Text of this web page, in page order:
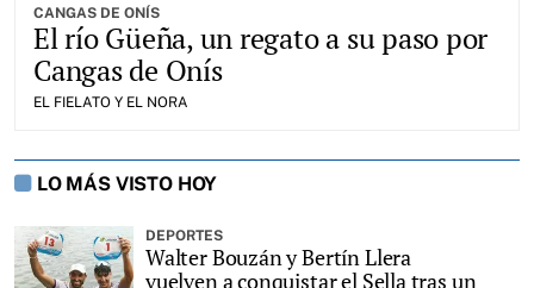
CANGAS DE ONÍS
El río Güeña, un regato a su paso por
Cangas de Onís
EL FIELATO Y EL NORA
LO MÁS VISTO HOY
DEPORTES
Walter Bouzán y Bertín Llera
vuelven a conquistar el Sella tras un